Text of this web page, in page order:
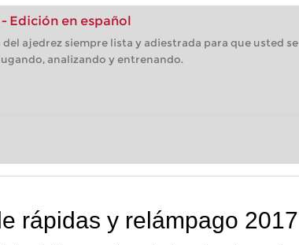
- Edición en español
del ajedrez siempre lista y adiestrada para que usted se
analizando y entrenando.
rápidas y relámpago 2017